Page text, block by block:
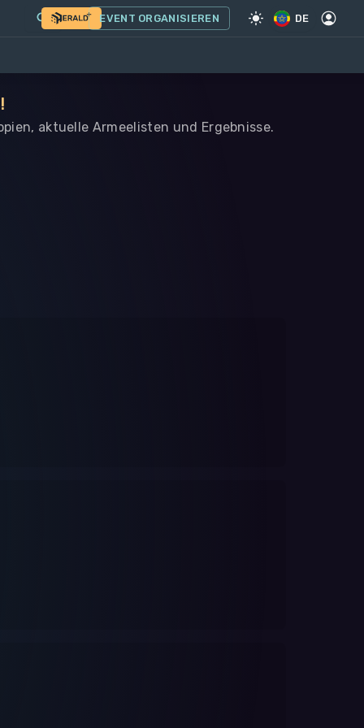
EVENT ORGANISIEREN DE
aktuelle Armeelisten und Ergebnisse.